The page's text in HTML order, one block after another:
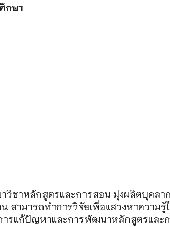
กษา
ชาหลักสูตรและการสอน มุ่งผลิตบุคลา
สามารถทำการวิจัยเพื่อแสวงหาความ
แก้ปัญหาและการพัฒนาหลักสูตรและ